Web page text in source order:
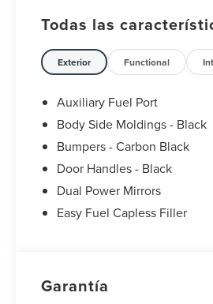
wheel mounted audio
Traction control, Variably
Todas las
Exterior Functional
Auxiliary Fuel Port
Body Side Moldings - Black
Bumpers - Carbon Black
Door Handles - Black
Dual Power Mirrors
Easy Fuel Capless Filler
Garantía